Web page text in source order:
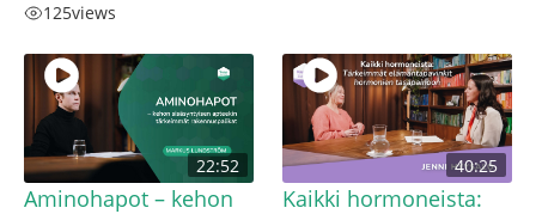
125views
22:52
Aminohapot – kehon
40:25
Kaikki hormoneista: